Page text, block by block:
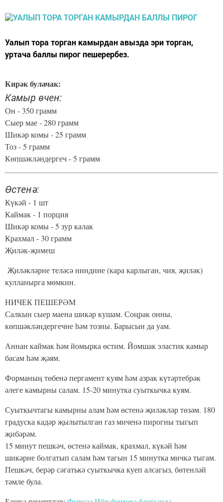
Уалып тора торган камырдан авызда эри торган,
уртача баллы пирог пешерербез.
Кирәк булачак:
Камыр өчен:
Он - 350 грамм
Сыер мае - 280 грамм
Шикәр комы - 25 грамм
Тоз - 5 грамм
Көпшәкләндергеч - 5 грамм
Өстенә:
Күкәй - 1 шт
Каймак - 1 порция
Шикәр комы - 5 зур калак
Крахмал - 30 грамм
Җиләк-җимеш
Җиләкләрне теләсә ниндине (кара карлыган, чия, җиләк)
кулланырга мөмкин.
НИЧЕК ПЕШЕРӘМ
Салкын сыер маена шикәр кушам. Соңрак онны,
көпшәкләндергечне һәм тозны. Барысын да уам.
Аннан каймак һәм йомырка өстим. Йомшак эластик камыр
басам һәм җәям.
Форманың төбенә пергамент куям һәм азрак күтәртебрәк
әлеге камырны салам. 15-20 минутка суыткычка куям.
Суыткычтагы камырны алам һәм өстенә җиләкләр төзәм. 180
градуска кадәр җылытылган газ миченә пирогны тыгып
җибәрәм.
15 минут пешкәч, өстенә каймак, крахмал, күкәй һәм
шикәрне болгатып салам һәм тагын 15 минутка мичкә тыгам.
Пешкәч, берәр сәгатькә суыткычка куеп алсагыз, бөтенләй
тәмле була.